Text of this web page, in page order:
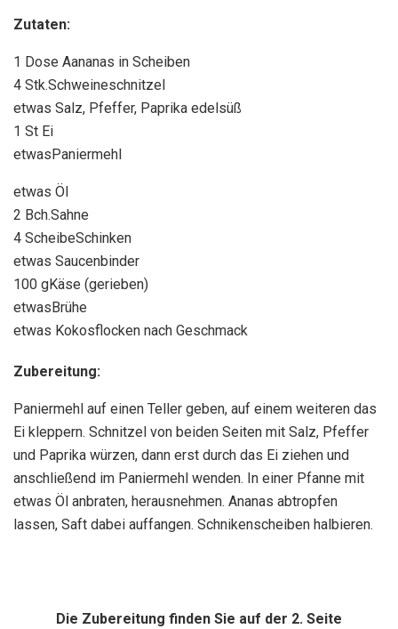
Zutaten:
1 Dose Aananas in Scheiben
4 Stk.Schweineschnitzel
etwas Salz, Pfeffer, Paprika edelsüß
1 St Ei
etwasPaniermehl
etwas Öl
2 Bch.Sahne
4 ScheibeSchinken
etwas Saucenbinder
100 gKäse (gerieben)
etwasBrühe
etwas Kokosflocken nach Geschmack
Zubereitung:
Paniermehl auf einen Teller geben, auf einem weiteren das
Ei kleppern. Schnitzel von beiden Seiten mit Salz, Pfeffer
und Paprika würzen, dann erst durch das Ei ziehen und
anschließend im Paniermehl wenden. In einer Pfanne mit
etwas Öl anbraten, herausnehmen. Ananas abtropfen
lassen, Saft dabei auffangen. Schnikenscheiben halbieren.
Die Zubereitung finden Sie auf der 2. Seite